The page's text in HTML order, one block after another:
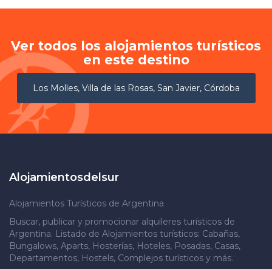
Ver todos los alojamientos turísticos
en este destino
Los Molles, Villa de las Rosas, San Javier, Córdoba
Alojamientosdelsur
Alojamientos Turísticos de Argentina
Buscar, publicar y promocionar alquileres turísticos de
Argentina. Listado de Alojamientos turísticos: Cabañas,
Bungalows, Aparts, Hosterías, Hoteles, Posadas, Casas,
Departamentos, Hostels, Complejos turísticos y más.